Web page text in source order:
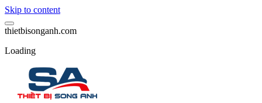
Skip to content
thietbisonganh.com
Loading